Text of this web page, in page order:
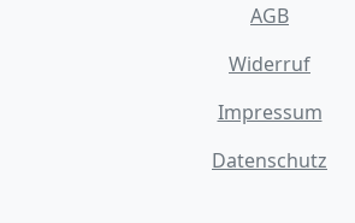
AGB
Widerruf
Impressum
Datenschutz